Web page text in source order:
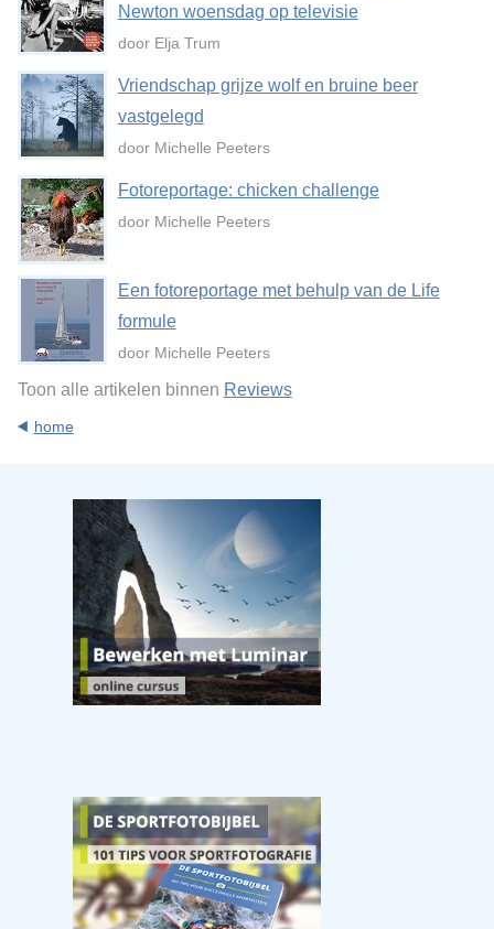
Newton woensdag op televisie
door Elja Trum
Vriendschap grijze wolf en bruine beer
vastgelegd
door Michelle Peeters
Fotoreportage: chicken challenge
door Michelle Peeters
Een fotoreportage met behulp van de Life
formule
door Michelle Peeters
Toon alle artikelen binnen Reviews
home